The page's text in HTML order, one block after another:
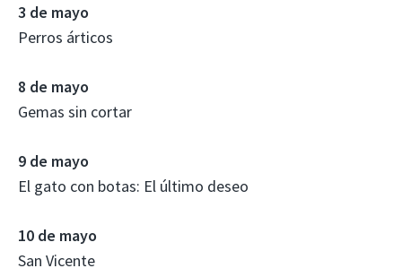
3 de mayo
Perros árticos
8 de mayo
Gemas sin cortar
9 de mayo
El gato con botas: El último deseo
10 de mayo
San Vicente